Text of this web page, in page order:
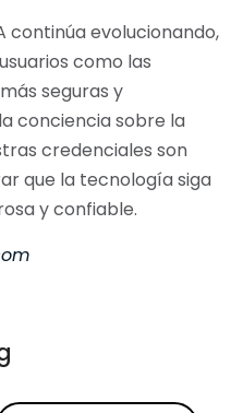
continúa evolucionando,
como las
seguras y
conciencia sobre la
credenciales son
que la tecnología siga
y confiable.